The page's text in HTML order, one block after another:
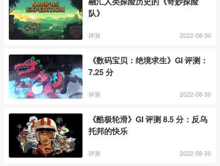
队》
评测 2022-08-30
《数码宝贝：绝境求生》GI 评测：
7.25 分
评测 2022-08-30
《酷极轮滑》GI 评测 8.5 分：反乌
托邦的快乐
评测 2022-08-30